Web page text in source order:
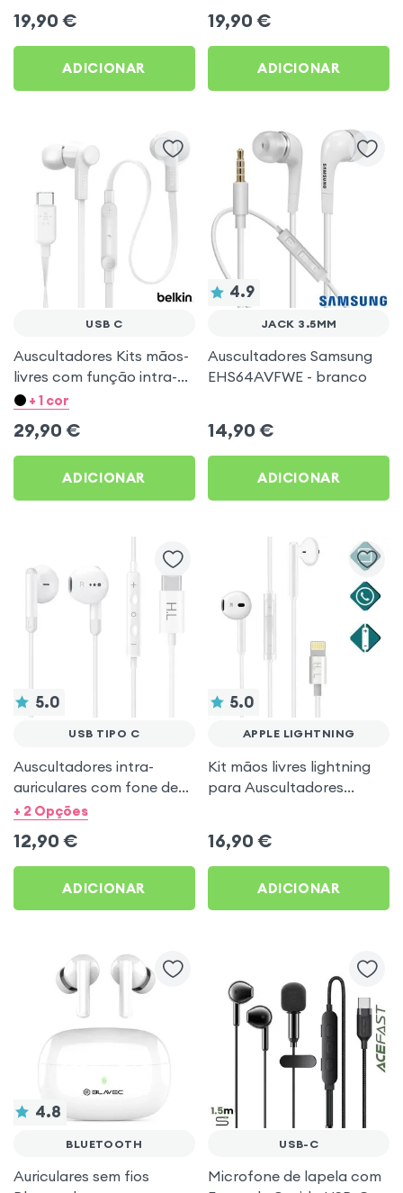
19,90 €
ADICIONAR
19,90 €
ADICIONAR
USB C
Auscultadores Kits mãos-
livres com função intra-
auricular Branco
+ 1 cor
29,90 €
ADICIONAR
4.9
JACK 3.5MM
Auscultadores Samsung
EHS64AVFWE - branco
14,90 €
ADICIONAR
5.0
USB TIPO C
Auscultadores intra-
auriculares com fone de
ouvido USB tipo C -
+ 2 Opções
12,90 €
ADICIONAR
5.0
APPLE LIGHTNING
Kit mãos livres lightning
para Auscultadores
16,90 €
ADICIONAR
4.8
BLUETOOTH
Auriculares sem fios
USB-C
Microfone de lapela com